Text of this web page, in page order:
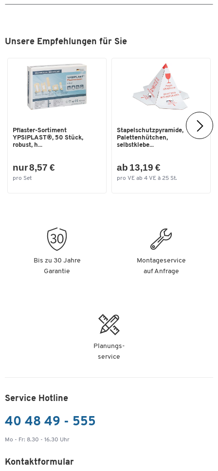
Unsere Empfehlungen für Sie
Pflaster-Sortiment
YPSIPLAST®, 50 Stück,
robust, h...
nur 8,57 €
pro Set
Stapelschutzpyramide,
Palettenhütchen,
selbstklebe...
ab 13,19 €
pro VE ab 4 VE à 25 St.
Bis zu 30 Jahre
Garantie
Montageservice
auf Anfrage
Planungs-
service
Service Hotline
40 48 49 - 555
Mo - Fr: 8.30 - 16.30 Uhr
Kontaktformular